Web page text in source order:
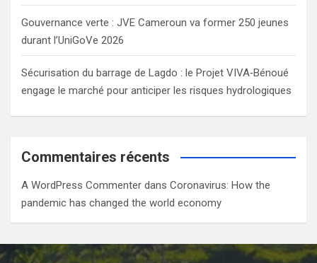
Gouvernance verte : JVE Cameroun va former 250 jeunes
durant l’UniGoVe 2026
Sécurisation du barrage de Lagdo : le Projet VIVA‑Bénoué
engage le marché pour anticiper les risques hydrologiques
Commentaires récents
A WordPress Commenter dans Coronavirus: How the
pandemic has changed the world economy